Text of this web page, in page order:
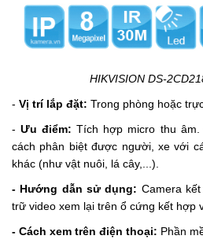
HIKVISION DS-
- Vị trí lắp đặt: Trong phòng hoặc
-Ưu điểm:Tích hợp micro thu âm.
cách phân biệt được người, xe với
khác (như vật nuôi, lá cây,...).
- Hướng dẫn sử dụng: Camera
trữ video xem lại trên ổ cứng kết hợp
- Cách xem trên điện thoại: Phần